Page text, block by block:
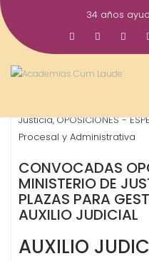
Saltar
al
contenido
34 años
Dic
2022
Gestor
Justicia,OPOSICIONES -
Procesal y Administrativa
CONVOCADAS
MINISTERIO DE
PLAZAS PARA
AUXILIO JUDICIAL
AUXILIO